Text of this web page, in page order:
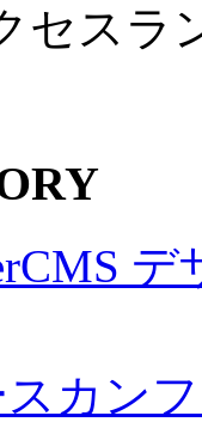
セスラ
カン